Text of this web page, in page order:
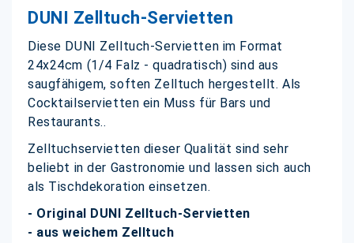
DUNI Zelltuch-Servietten
Diese DUNI Zelltuch-Servietten im Format
24x24cm (1/4 Falz - quadratisch) sind aus
saugfähigem, soften Zelltuch hergestellt. Als
Cocktailservietten ein Muss für Bars und
Restaurants..
Zelltuchservietten dieser Qualität sind sehr
beliebt in der Gastronomie und lassen sich auch
als Tischdekoration einsetzen.
- Original DUNI Zelltuch-Servietten
- aus weichem Zelltuch